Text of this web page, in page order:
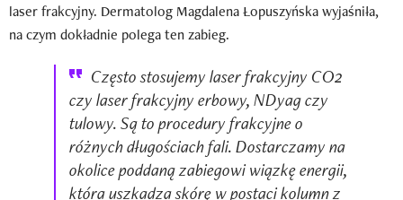
laser frakcyjny. Dermatolog Magdalena Łopuszyńska wyjaśniła,
na czym dokładnie polega ten zabieg.
Często stosujemy laser frakcyjny CO2
czy laser frakcyjny erbowy, NDyag czy
tulowy. Są to procedury frakcyjne o
różnych długościach fali. Dostarczamy na
okolice poddaną zabiegowi wiązkę energii,
która uszkadza skórę w postaci kolumn z